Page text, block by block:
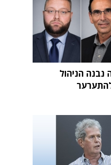
נבנה הניהול